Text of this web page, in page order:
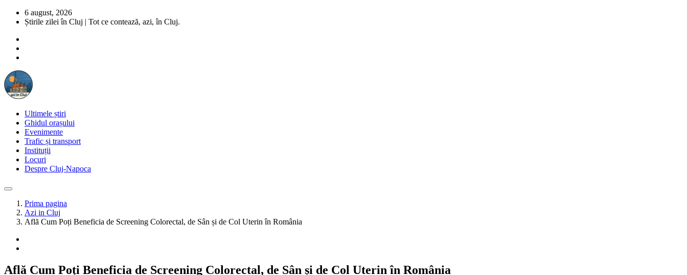
6 august, 2026
Știrile zilei în Cluj | Tot ce contează, azi, în Cluj.
Ultimele știri
Ghidul orașului
Evenimente
Trafic și transport
Instituții
Locuri
Despre Cluj-Napoca
Prima pagina
Azi in Cluj
Află Cum Poți Beneficia de Screening Colorectal, de Sân și de Col Uterin în România
Află Cum Poți Beneficia de Screening Colorectal, de Sân și de Col Uterin în România